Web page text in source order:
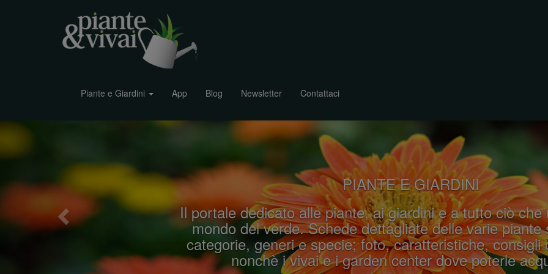
Piante e Giardini App Blog Newsletter Contattaci
PIANTE E GIARDINI
Il portale dedicato alle piante, ai giardini e a tutto ciò che
mondo del verde. Schede dettagliate delle varie piante
categorie, generi e specie; foto, caratteristiche, consigli
nonchè i vivai e i garden center dove poterle
v
o
u